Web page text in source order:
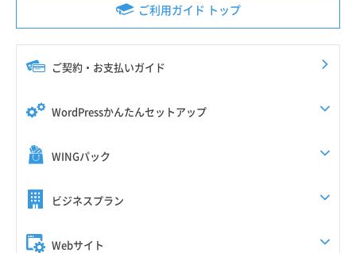
ご利用ガイド トップ
ご契約・お支払いガイド
WordPressかんたんセットアップ
WINGパック
ビジネスプラン
Webサイト